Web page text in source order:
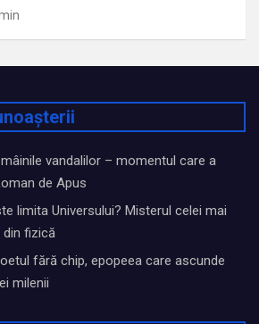
vandalilor – momentul care a
de Apus
limita Universului? Misterul celei mai
fizică
fără chip, epopeea care ascunde
milenii